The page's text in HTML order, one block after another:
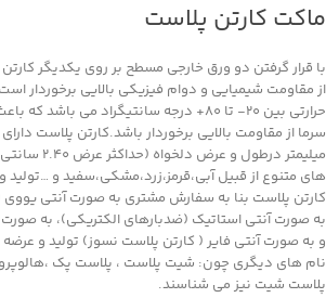
ماکت کارتن پلاست
با قرار گرفتن دو ورق خارجی مسطح بر روی یکدیگر
از مقاومت شیمیایی و دوام فیزیکی بالایی برخوردار
حرارتی بین ۲۰- تا ۸۰+ درجه سانتیگراد می
میلیمتر
های متنوع از قبیل آبی،قرمز،زرد،مشکی،سفید و
کارتن پلاست بنا به سفارش مشتری به صورت آنتی یووی
به صورت آنتی استاتیک (ضدبارهای الکتریکی)، به
و به صورت آنتی فایر ( کارتن پلاست نسوز) تولید و
نام های دیگری چون: شیت پلاست ، پلاست پک
پلاست شیت نیز می شناسند.